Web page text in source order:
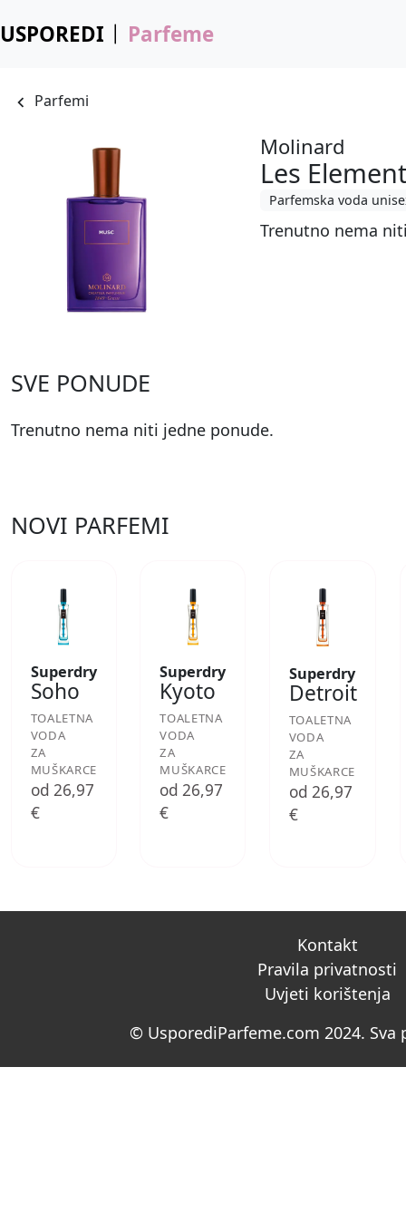
USPOREDI Parfeme
Parfemi
Molinard
Les
Parfemska voda
Trenutno nema
SVE PONUDE
Trenutno nema niti jedne ponude.
NOVI PARFEMI
Superdry
Soho
TOALETNA
VODA
ZA
MUŠKARCE
od 26,97
€
Superdry
Kyoto
TOALETNA
VODA
ZA
MUŠKARCE
od 26,97
€
Superdry
Detroit
TOALETNA
VODA
ZA
MUŠKARCE
od 26,97
€
Kontakt
Pravila privatnosti
Uvjeti korištenja
© UsporediParfeme.com 2024. Sva